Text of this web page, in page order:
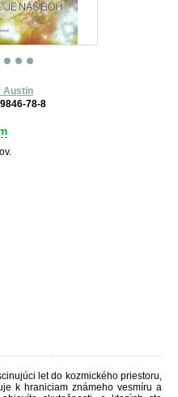
Austin
78-8
let do kozmického priestoru,
k hraniciam známeho vesmíru a